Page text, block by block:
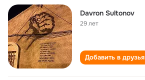
Davron Sultonov
29 лет
Добавить в друзья